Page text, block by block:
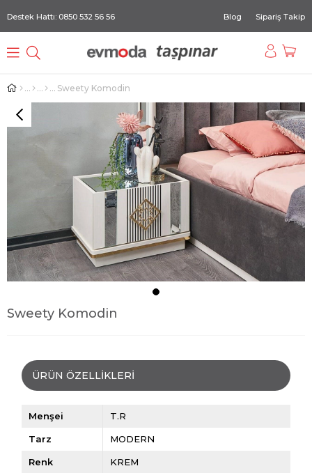
Destek Hattı: 0850 532 56 56 Blog Sipariş Takip
Sweety Komodin
Sweety Komodin
ÜRÜN ÖZELLIKLERI
Menşei T.R
Tarz MODERN
Renk KREM